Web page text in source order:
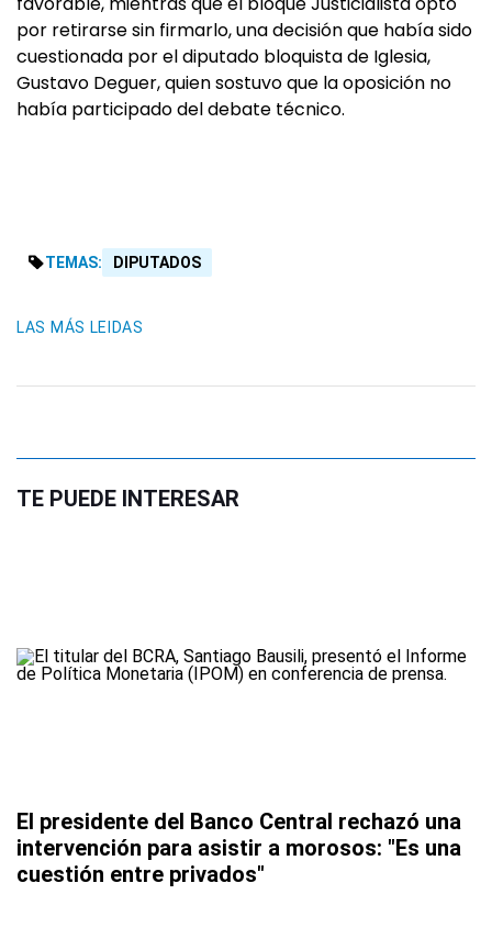
por retirarse sin firmarlo, una decisión que había sido
cuestionada por el diputado bloquista de Iglesia,
Gustavo Deguer, quien sostuvo que la oposición no
había participado del debate técnico.
TEMAS: DIPUTADOS
LAS MÁS LEIDAS
TE PUEDE INTERESAR
El presidente del Banco Central rechazó una
intervención para asistir a morosos: "Es una
cuestión entre privados"